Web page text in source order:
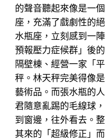
的聲音聽起來像是一
座，充滿了戲劇性的
水瓶座，立刻感到一
預報壓力症候群」後
隔壁棟、經營一家「
秤。林天秤完美得像
藝術品。而張水瓶的
君隨意亂踢的毛線球
到窗邊，往外看去。
其來的「超級修正」